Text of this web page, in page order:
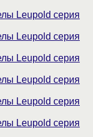
Leupold серия
Leupold серия
Leupold серия
Leupold серия
Leupold серия
Leupold серия